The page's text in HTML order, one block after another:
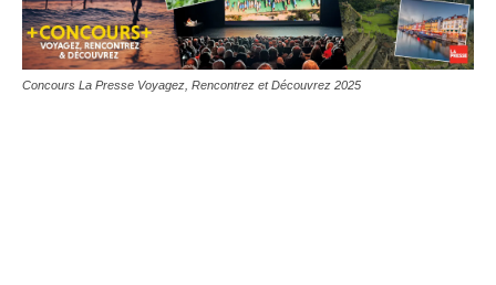
Concours La Presse Voyagez, Rencontrez et Découvrez 2025